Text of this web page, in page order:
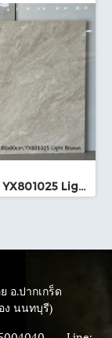
80x80cm. YX801025 Light Brown
อ.ปากเกร็ด
ง นนทบุรี)